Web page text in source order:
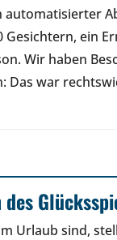
automatisierter
Gesichtern, ein
Wir haben
Das war
des
Urlaub sind,